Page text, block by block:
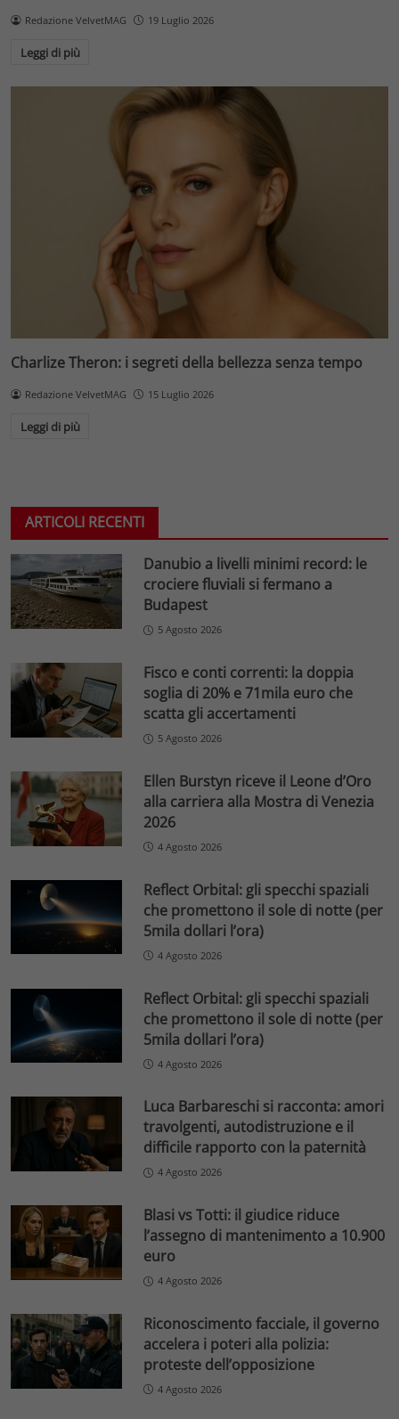
Redazione VelvetMAG 19 Luglio 2026
Leggi di più
Charlize Theron: i segreti della bellezza senza tempo
Redazione VelvetMAG 15 Luglio 2026
Leggi di più
ARTICOLI RECENTI
Danubio a livelli minimi record: le
crociere fluviali si fermano a
Budapest
5 Agosto 2026
Fisco e conti correnti: la doppia
soglia di 20% e 71mila euro che
scatta gli accertamenti
5 Agosto 2026
Ellen Burstyn riceve il Leone d’Oro
alla carriera alla Mostra di Venezia
2026
4 Agosto 2026
Reflect Orbital: gli specchi spaziali
che promettono il sole di notte (per
5mila dollari l’ora)
4 Agosto 2026
Reflect Orbital: gli specchi spaziali
che promettono il sole di notte (per
5mila dollari l’ora)
4 Agosto 2026
Luca Barbareschi si racconta: amori
travolgenti, autodistruzione e il
difficile rapporto con la paternità
4 Agosto 2026
Blasi vs Totti: il giudice riduce
l’assegno di mantenimento a 10.900
euro
4 Agosto 2026
Riconoscimento facciale, il governo
accelera i poteri alla polizia:
proteste dell’opposizione
4 Agosto 2026